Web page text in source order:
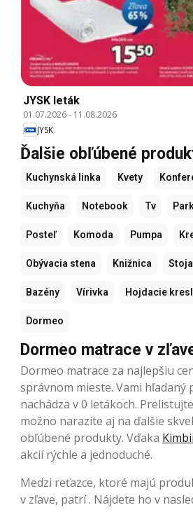
JYSK leták
01.07.2026- 11.08.2026
JYSK
Ďalšie obľúbené
Kuchynská linka Kvety
Kuchyňa Notebook Tv
Posteľ Komoda Pumpa
Obývacia stena Knižnica
Bazény Vírivka Hojdacie
Dormeo
Dormeo matrace v
Dormeo matrace za najlepšiu
správnom mieste. Vami hľadaný
nachádza v 0 letákoch.
možno narazíte aj na ďalšie
obľúbené produkty. Vďaka
akcií rýchle a jednoduché.
Medzi reťazce, ktoré majú
v zľave, patrí . Nájdete ho v